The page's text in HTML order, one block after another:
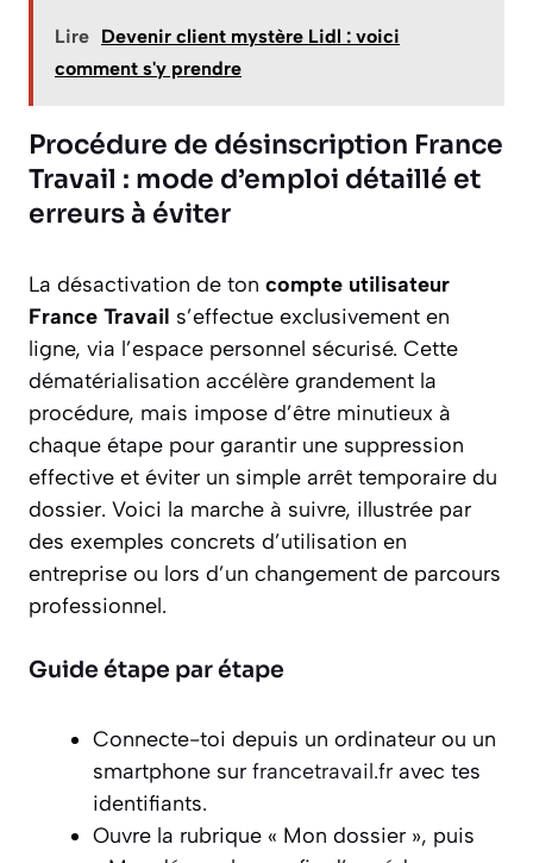
Lire Devenir client mystère Lidl : voici
comment s'y prendre
Procédure de désinscription France
Travail : mode d’emploi détaillé et
erreurs à éviter
La désactivation de ton compte utilisateur
France Travail s’effectue exclusivement en
ligne, via l’espace personnel sécurisé. Cette
dématérialisation accélère grandement la
procédure, mais impose d’être minutieux à
chaque étape pour garantir une suppression
effective et éviter un simple arrêt temporaire du
dossier. Voici la marche à suivre, illustrée par
des exemples concrets d’utilisation en
entreprise ou lors d’un changement de parcours
professionnel.
Guide étape par étape
Connecte-toi depuis un ordinateur ou un
smartphone sur francetravail.fr avec tes
identifiants.
Ouvre la rubrique « Mon dossier », puis